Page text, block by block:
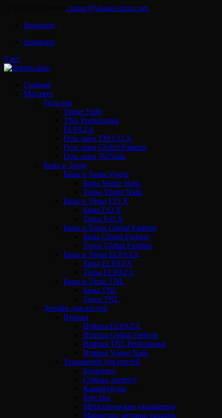
contact@daniel-shop.com
Instagram
Instagram
0 шт.
Главная
Магазин
Гель-лак
Vogue Nails
TNL Professional
ELPAZA
Гель лаки ТМ F.O.X
Гель лаки Global Fashion
Гель лаки Yo!Nails
Базы и Топы
Базы и Топы Vogue
Базы Vogue Nails
Топы Vogue Nails
Базы и Топы F.O.X
Базы F.O.X
Топы F.O.X
Базы и Топы Global Fashion
Базы Global Fashion
Топы Global Fashion
Базы и Топы ELPAZA
Базы ELPAZA
Топы ELPAZA
Базы и Топы TNL
Базы TNL
Топы TNL
Дизайн для ногтей
Втирка
Втирка ELPAZA
Втирка Global Fashion
Втирка TNL Professional
Втирка Vogue Nails
Украшения для ногтей
Бульонки
Стразы, жемчуг
Камифубуки
Блестки
Металлические украшения
Мармелад, меланж-сахарок